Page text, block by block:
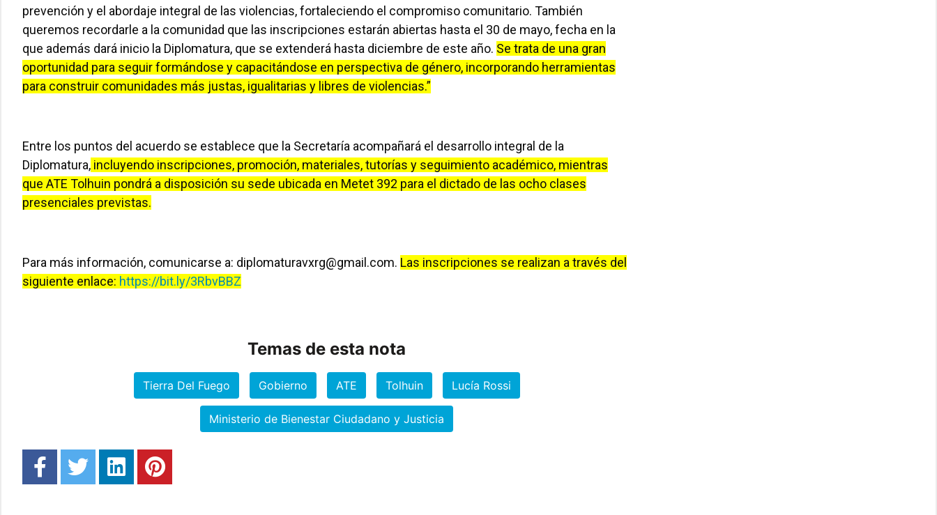
prevención y el abordaje integral de las violencias, fortaleciendo el compromiso comunitario. También
queremos recordarle a la comunidad que las inscripciones estarán abiertas hasta el 30 de mayo, fecha en la
que además dará inicio la Diplomatura, que se extenderá hasta diciembre de este año. Se trata de una gran
oportunidad para seguir formándose y capacitándose en perspectiva de género, incorporando herramientas
para construir comunidades más justas, igualitarias y libres de violencias.”
Entre los puntos del acuerdo se establece que la Secretaría acompañará el desarrollo integral de la
Diplomatura, incluyendo inscripciones, promoción, materiales, tutorías y seguimiento académico, mientras
que ATE Tolhuin pondrá a disposición su sede ubicada en Metet 392 para el dictado de las ocho clases
presenciales previstas.
Para más información, comunicarse a: diplomaturavxrg@gmail.com. Las inscripciones se realizan a través del
siguiente enlace: https://bit.ly/3RbvBBZ
Temas de esta nota
Tierra Del Fuego Gobierno ATE Tolhuin Lucía Rossi
Ministerio de Bienestar Ciudadano y Justicia